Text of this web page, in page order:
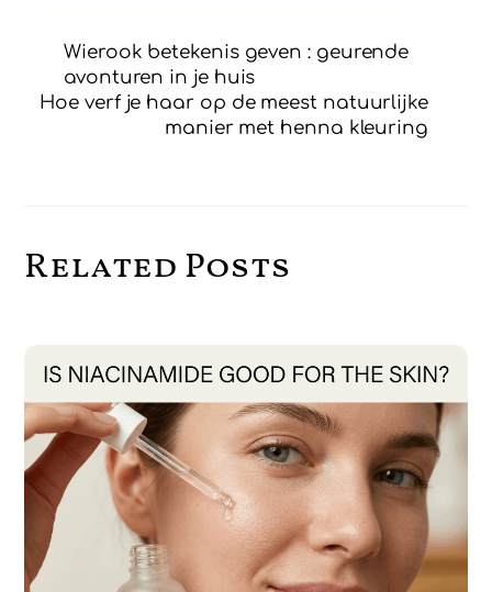
Wierook betekenis geven : geurende
avonturen in je huis
Hoe verf je haar op de meest natuurlijke
manier met henna kleuring
Related Posts